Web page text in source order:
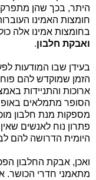
היתר, בכך שהן
חומצות האמינו
בחומצות אמינו אלה
ואבקת חלבון.
בעידן שבו המודעות
הזמן שמוקדש להם
ארוכות והתניידות
הסופר מתמלאים
מספקות מנת חלבון
פתרון נוח לאנשים
היומית הדרושה להם
ואכן, אבקת החלבון
מתאמני חדרי הכושר.